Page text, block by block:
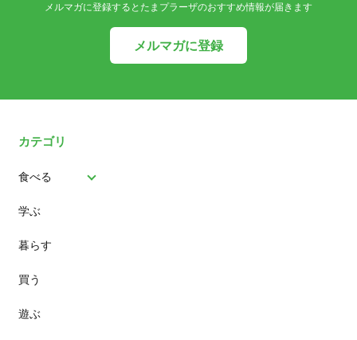
メルマガに登録するとたまプラーザのおすすめ情報が届きます
メルマガに登録
カテゴリ
食べる
パン
スイーツ
ランチ
カフェ
学ぶ
暮らす
買う
遊ぶ